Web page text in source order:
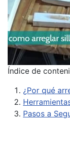
Índice de
¿Por qué
Pasos a